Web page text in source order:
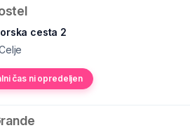
cesta 2
čas ni opredeljen